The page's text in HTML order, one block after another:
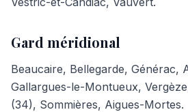
Gard méridional
Beaucaire, Bellegarde, Générac,
Gallargues-le-Montueux,
(34), Sommières, Aigues-Mortes.